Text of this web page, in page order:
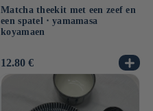
Matcha theekit met een zeef en
een spatel ⋅ yamamasa
koyamaen
Normale
prijs
12.80 €